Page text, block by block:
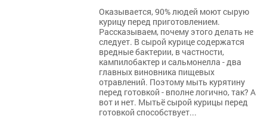
Оказывается, 90% людей моют сырую
курицу перед приготовлением.
Рассказываем, почему этого делать не
следует. В сырой курице содержатся
вредные бактерии, в частности,
кампилобактер и сальмонелла - два
главных виновника пищевых
отравлений. Поэтому мыть курятину
перед готовкой - вполне логично, так? А
вот и нет. Мытьё сырой курицы перед
готовкой способствует...